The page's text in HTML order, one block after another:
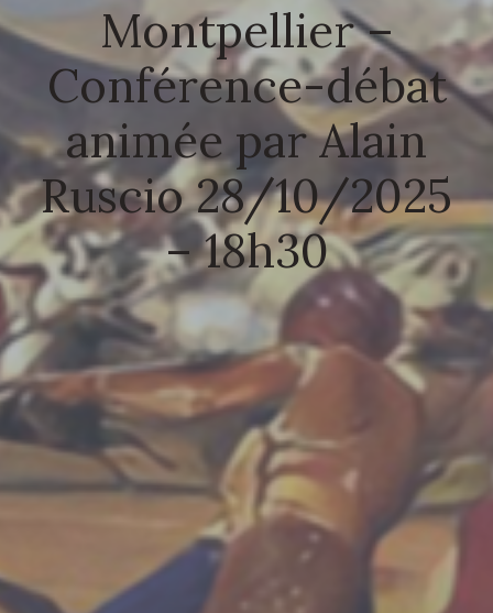
Montpellier –
Conférence-débat
animée par Alain
Ruscio 28/10/2025
– 18h30